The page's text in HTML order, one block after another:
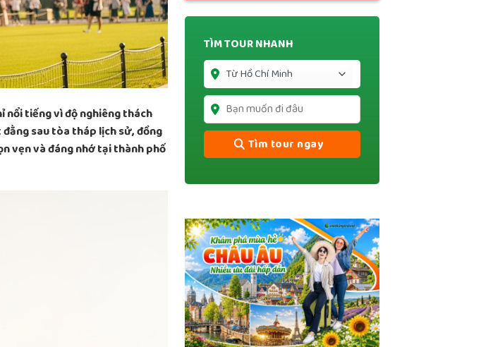
nổi tiếng vì độ nghiêng thách
sau tòa tháp lịch sử, đồng
vẹn và đáng nhớ tại thành phố
TÌM TOUR NHANH
Tìm tour ngay